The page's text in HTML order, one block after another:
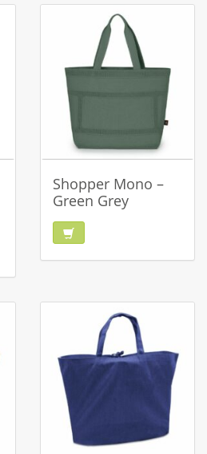
Shopper Mono –
Green Grey